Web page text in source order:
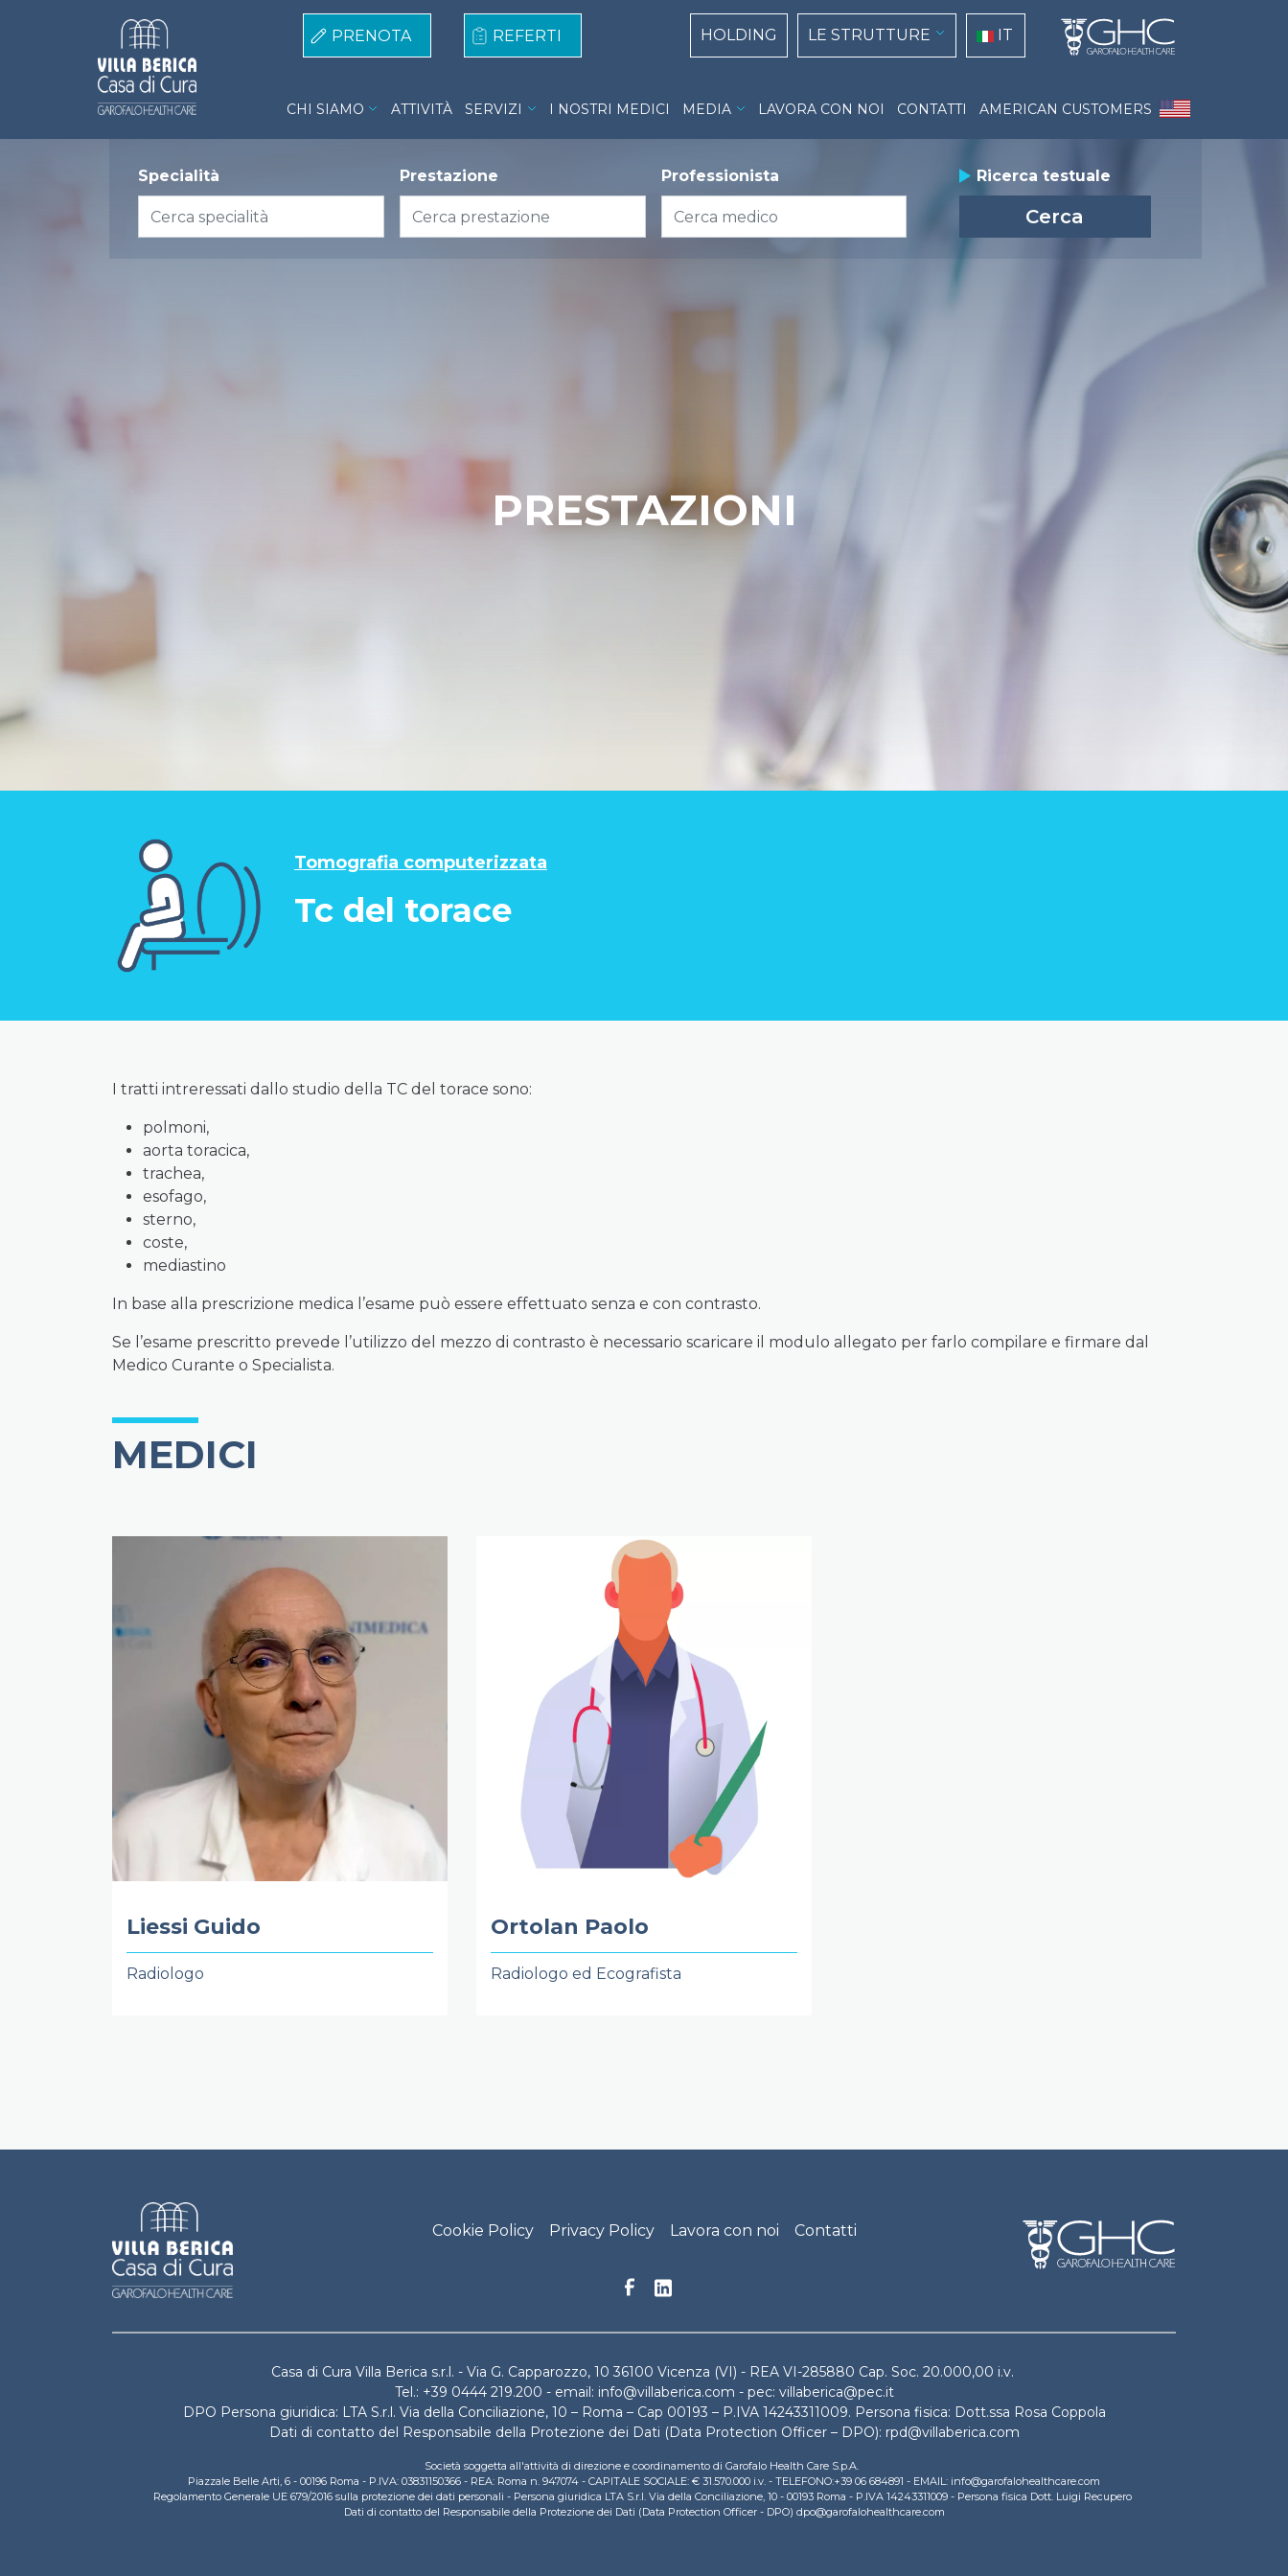
PRENOTA
REFERTI
Centri Top navigation
HOLDING LE STRUTTURE IT
Select your language
CHI SIAMO ATTIVITÀ SERVIZI I NOSTRI MEDICI MEDIA LAVORA CON NOI CONTATTI AMERICAN CUSTOMERS
group1
Specialità Prestazione Professionista group_actions
Ricerca testuale
PRESTAZIONI
Tomografia computerizzata
Tc del torace
I tratti intreressati dallo studio della TC del torace sono:
polmoni,
aorta toracica,
trachea,
esofago,
sterno,
coste,
mediastino
In base alla prescrizione medica l’esame può essere effettuato senza e con contrasto.
Se l’esame prescritto prevede l’utilizzo del mezzo di contrasto è necessario scaricare il modulo allegato per farlo compilare e firmare dal
Medico Curante o Specialista.
MEDICI
Liessi Guido
Radiologo
Ortolan Paolo
Radiologo ed Ecografista
Villa Berica Footer menu
Cookie Policy Privacy Policy Lavora con noi Contatti
Casa di Cura Villa Berica s.r.l. - Via G. Capparozzo, 10 36100 Vicenza (VI) - REA VI-285880 Cap. Soc. 20.000,00 i.v.
Tel.: +39 0444 219.200 - email: info@villaberica.com - pec: villaberica@pec.it
DPO Persona giuridica: LTA S.r.l. Via della Conciliazione, 10 – Roma – Cap 00193 – P.IVA 14243311009. Persona fisica: Dott.ssa Rosa Coppola
Dati di contatto del Responsabile della Protezione dei Dati (Data Protection Officer – DPO): rpd@villaberica.com
Società soggetta all'attività di direzione e coordinamento di Garofalo Health Care S.p.A.
Piazzale Belle Arti, 6 - 00196 Roma - P.IVA: 03831150366 - REA: Roma n. 947074 - CAPITALE SOCIALE: € 31.570.000 i.v. - TELEFONO:+39 06 684891 - EMAIL: info@garofalohealthcare.com
Regolamento Generale UE 679/2016 sulla protezione dei dati personali - Persona giuridica LTA S.r.l. Via della Conciliazione, 10 - 00193 Roma - P.IVA 14243311009 - Persona fisica Dott. Luigi Recupero
Dati di contatto del Responsabile della Protezione dei Dati (Data Protection Officer - DPO) dpo@garofalohealthcare.com